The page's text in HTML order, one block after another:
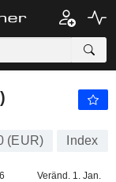
(EUR) Index
Veränd. 1. Jan.